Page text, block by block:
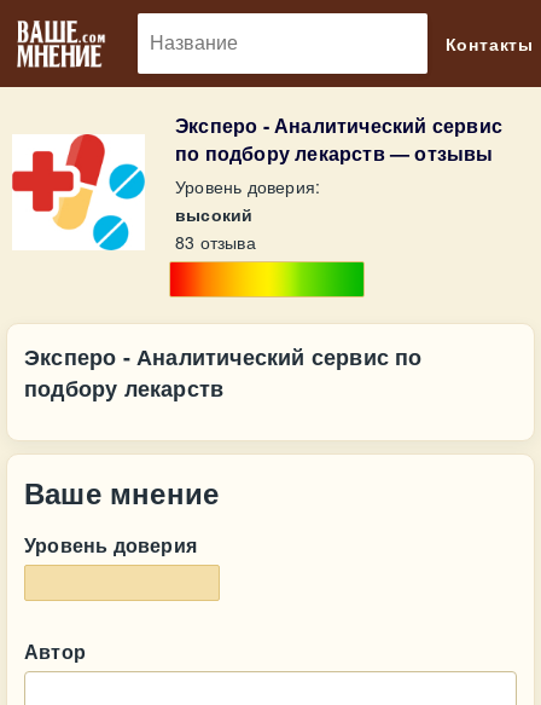
Контакты
Эксперо - Аналитический сервис
по подбору лекарств — отзывы
Уровень доверия:
высокий
83 отзыва
Эксперо - Аналитический сервис по
подбору лекарств
Ваше мнение
Уровень доверия
Автор